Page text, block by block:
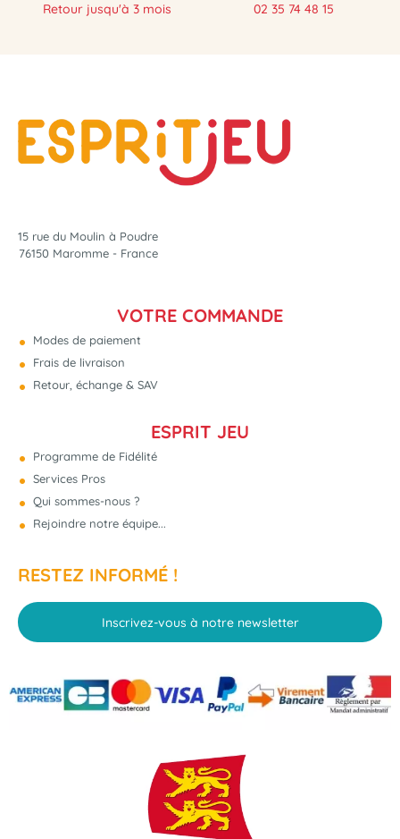
Retour jusqu'à 3 mois
02 35 74 48 15
15 rue du Moulin à Poudre
76150 Maromme - France
VOTRE COMMANDE
Modes de paiement
Frais de livraison
Retour, échange & SAV
ESPRIT JEU
Programme de Fidélité
Services Pros
Qui sommes-nous ?
Rejoindre notre équipe...
RESTEZ INFORMÉ !
Inscrivez-vous à notre newsletter